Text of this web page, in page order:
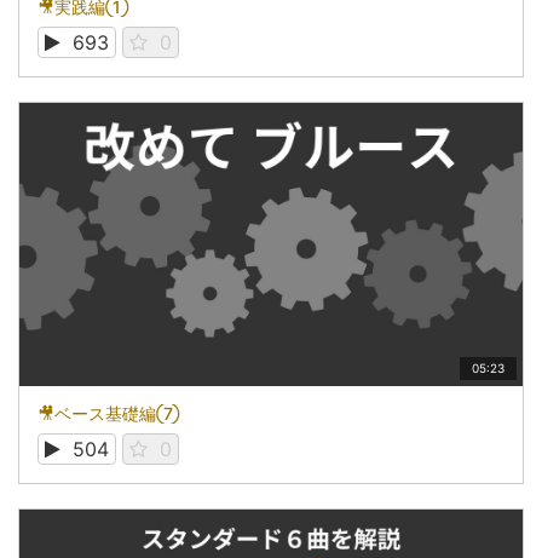
🎥実践編①
693 0
05:23
🎥ベース基礎編⑦
504 0